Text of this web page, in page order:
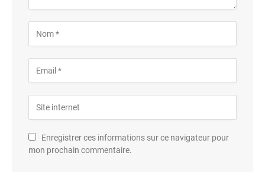
Enregistrer ces informations sur ce navigateur pour
mon prochain commentaire.